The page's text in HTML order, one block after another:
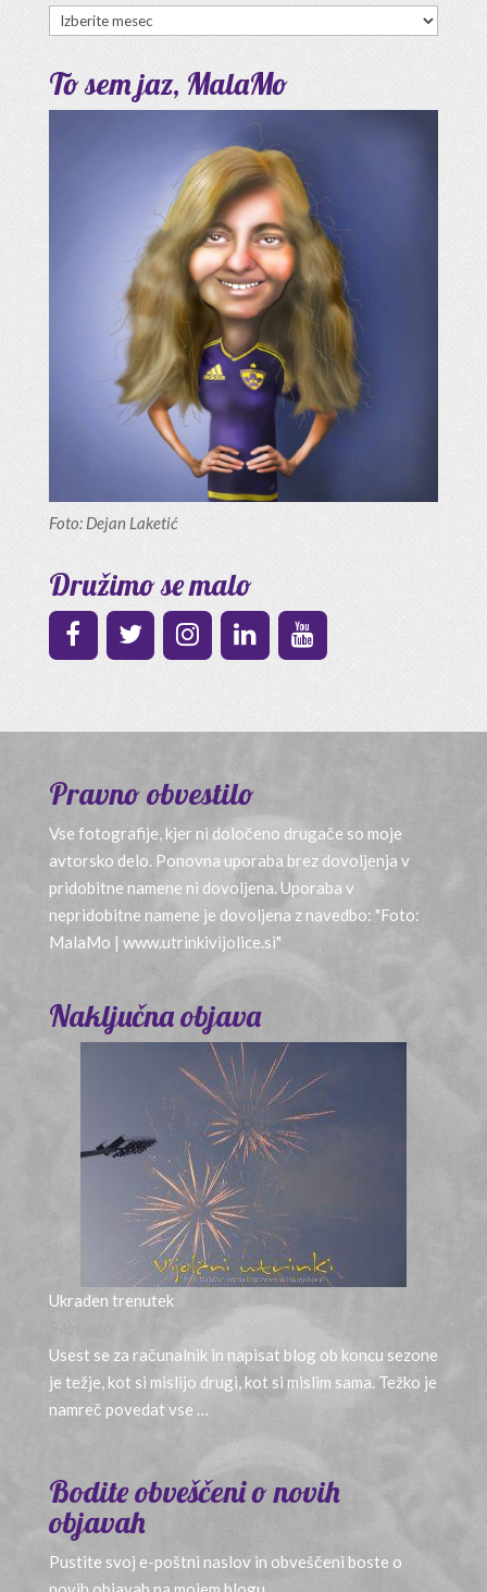
Arhiv
To sem jaz, MalaMo
Foto: Dejan Laketić
Družimo se malo
Pravno obvestilo
Vse fotografije, kjer ni določeno drugače so moje
avtorsko delo. Ponovna uporaba brez dovoljenja v
pridobitne namene ni dovoljena. Uporaba v
nepridobitne namene je dovoljena z navedbo: "Foto:
MalaMo | www.utrinkivijolice.si"
Naključna objava
Ukraden trenutek
Usest se za računalnik in napisat blog ob koncu sezone
je težje, kot si mislijo drugi, kot si mislim sama. Težko je
namreč povedat vse …
Bodite obveščeni o novih
objavah
Pustite svoj e-poštni naslov in obveščeni boste o